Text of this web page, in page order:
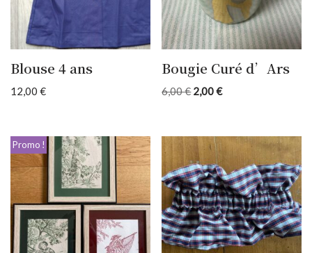
Blouse 4 ans
12,00 €
Bougie Curé d’Ars
6,00€ 2,00€
Promo !